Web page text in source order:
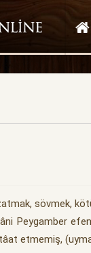
sövmek,
Peygamber
etmemiş,